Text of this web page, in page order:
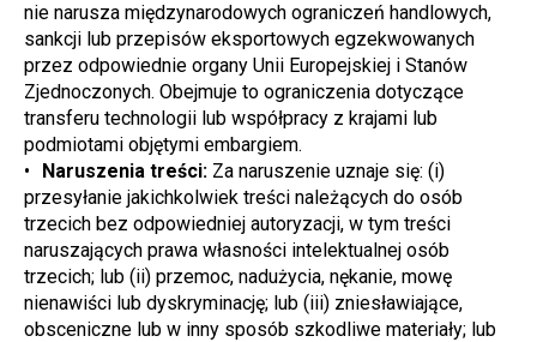
nie narusza międzynarodowych ograniczeń handlowych,
sankcji lub przepisów eksportowych egzekwowanych
przez odpowiednie organy Unii Europejskiej i Stanów
Zjednoczonych. Obejmuje to ograniczenia dotyczące
transferu technologii lub współpracy z krajami lub
podmiotami objętymi embargiem.
Naruszenia treści: Za naruszenie uznaje się: (i)
przesyłanie jakichkolwiek treści należących do osób
trzecich bez odpowiedniej autoryzacji, w tym treści
naruszających prawa własności intelektualnej osób
trzecich; lub (ii) przemoc, nadużycia, nękanie, mowę
nienawiści lub dyskryminację; lub (iii) zniesławiające,
obsceniczne lub w inny sposób szkodliwe materiały; lub